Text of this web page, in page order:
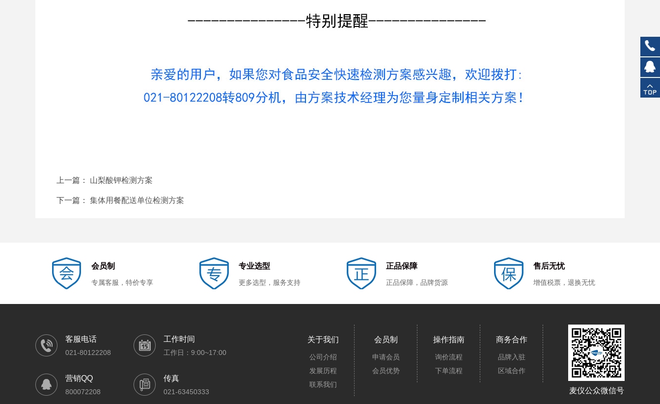
上一篇： 山梨酸钾检测方案
下一篇： 集体用餐配送单位检测方案
会员制
专属客服，特价专享
专业选型
更多选型，服务支持
正品保障
正品保障，品牌货源
售后无忧
增值税票，退换无忧
客服电话
021-80122208
工作时间
工作日：9:00~17:00
营销QQ
800072208
传真
021-63450333
关于我们
公司介绍
发展历程
联系我们
会员制
申请会员
会员优势
操作指南
询价流程
下单流程
商务合作
品牌入驻
区域合作
麦仪公众微信号